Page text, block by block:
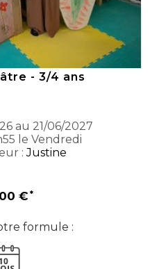
- 3/4 ans
au 21/06/2027
le Vendredi
:Justine
€
formule :